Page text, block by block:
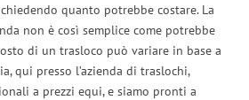
quanto potrebbe costare. La
non è così semplice come potrebbe
di un trasloco può variare in base a
qui presso l’azienda di traslochi,
a prezzi equi, e siamo pronti a